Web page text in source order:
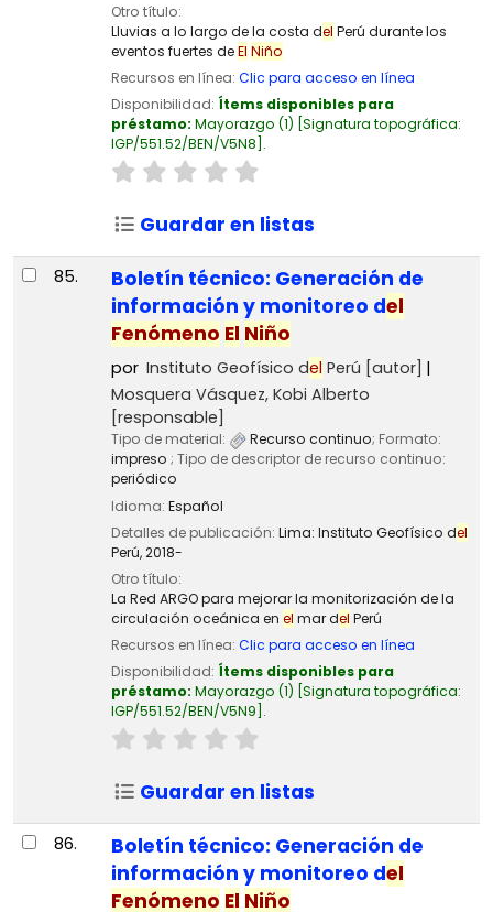
Otro título:
Lluvias a lo largo de la costa del Perú durante los
eventos fuertes deEl Niño
Recursos en línea: Clic para acceso en línea
Disponibilidad: Ítems disponibles para
préstamo: Mayorazgo (1) Signatura topográfica:
IGP/551.52/BEN/V5N8 .
Guardar en listas
85.
Boletín técnico: Generación de
información y monitoreo del
Fenómeno El Niño
por Instituto Geofísico del Perú [autor]
Mosquera Vásquez, Kobi Alberto
[responsable]
Tipo de material: Recurso continuo; Formato:
impreso ; Tipo de descriptor de recurso continuo:
periódico
Idioma: Español
Detalles de publicación: Lima: Instituto Geofísico del
Perú,2018-
Otro título:
La Red ARGO para mejorar la monitorización de la
circulación oceánica en el mar del Perú
Recursos en línea: Clic para acceso en línea
Disponibilidad: Ítems disponibles para
préstamo: Mayorazgo (1) Signatura topográfica:
IGP/551.52/BEN/V5N9 .
Guardar en listas
86.
Boletín técnico: Generación de
información y monitoreo del
Fenómeno El Niño